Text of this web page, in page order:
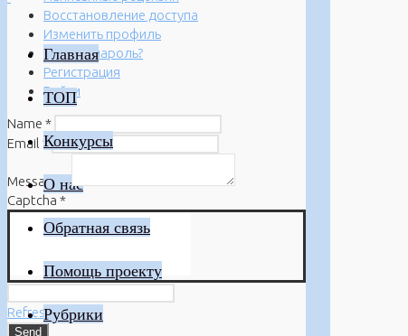
Главная
ТОП
Конкурсы
О нас
Обратная связь
Помощь проекту
Рубрики
Восстановление доступа
Изменить профиль
Забыли пароль?
Регистрация
Войти
Name *
Email *
Message*
Captcha *
Refresh